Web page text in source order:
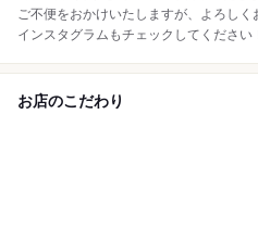
ご不便をおかけいたしますが、よろしく
インスタグラムもチェックしてください
お店のこだわり